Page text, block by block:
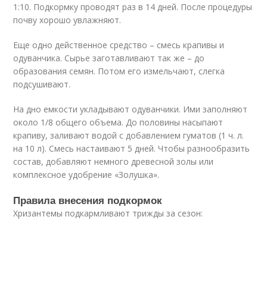
1:10. Подкормку проводят раз в 14 дней. После процедуры
почву хорошо увлажняют.
Еще одно действенное средство – смесь крапивы и
одуванчика. Сырье заготавливают так же – до
образования семян. Потом его измельчают, слегка
подсушивают.
На дно емкости укладывают одуванчики. Ими заполняют
около 1/8 общего объема. До половины насыпают
крапиву, заливают водой с добавлением гуматов (1 ч. л.
на 10 л). Смесь настаивают 5 дней. Чтобы разнообразить
состав, добавляют немного древесной золы или
комплексное удобрение «Золушка».
Правила внесения подкормок
Хризантемы подкармливают трижды за сезон: